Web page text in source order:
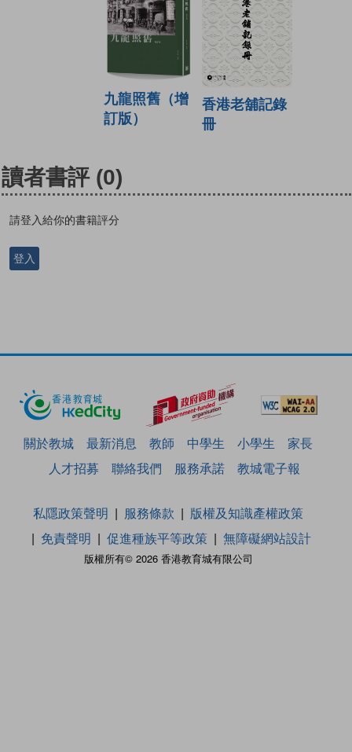
九龍照舊（增
訂版）
香港老舖記錄
冊
讀者書評 (0)
請登入給你的書籍評分
登入
關於教城 最新消息 教師 中學生 小學生
家長
人才招募
聯絡我們 服務承諾 教城電子報
版權所有© 2026 香港教育城有限公司
私隱政策聲明 服務條款
版權及知識產權政策
免責聲明
促進種族平等政策 無障礙網站設計